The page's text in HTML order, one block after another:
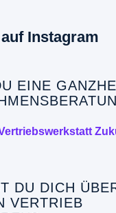
Instagram
EINE
DU DICH
VERTRIEB